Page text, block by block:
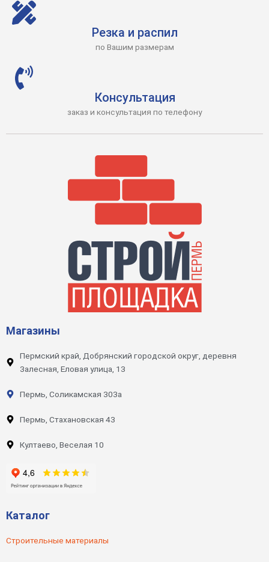
Резка и распил
по Вашим размерам
Консультация
заказ и консультация по телефону
Магазины
Пермский край, Добрянский городской округ, деревня
Залесная, Еловая улица, 13
Пермь, Соликамская 303а
Пермь, Стахановская 43
Култаево, Веселая 10
Каталог
Строительные материалы